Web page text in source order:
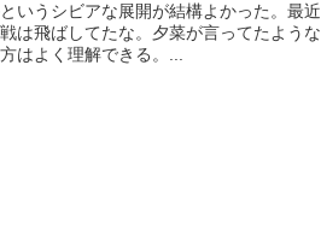
いうシビアな展開が結構よかった。最近
は飛ばしてたな。夕菜が言ってたような
はよく理解できる。...